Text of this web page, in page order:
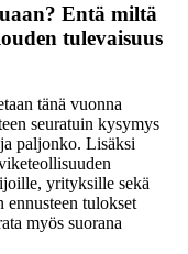
Entä miltä
tulevaisuus
tänä vuonna
seuratuin kysymys
paljonko. Lisäksi
yrityksille sekä
tulokset
myös suorana